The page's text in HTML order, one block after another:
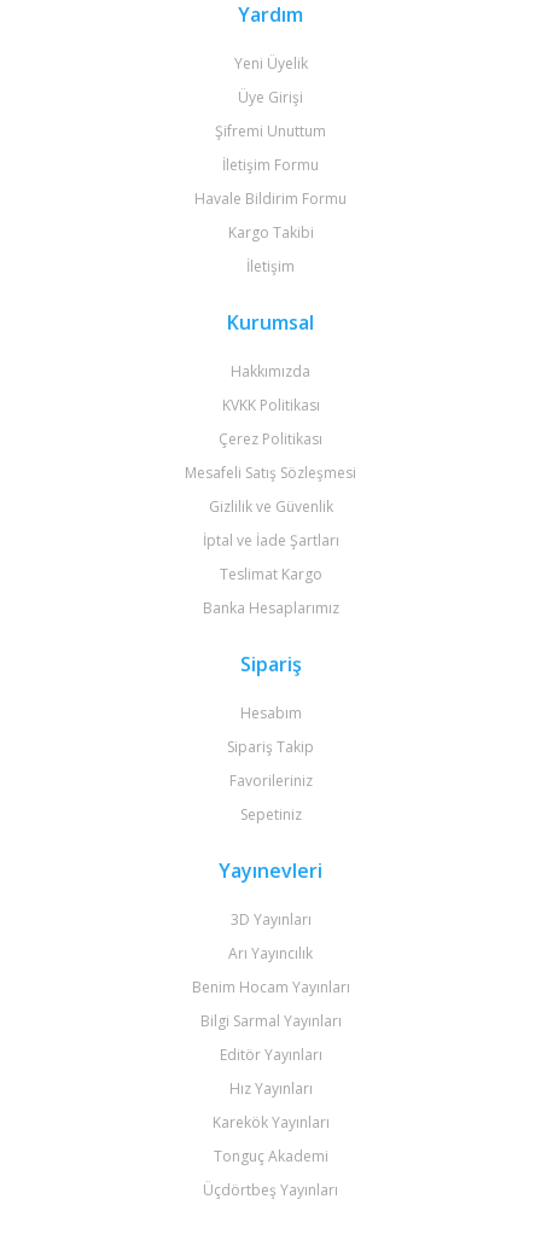
Yardım
Yeni Üyelik
Üye Girişi
Şifremi Unuttum
İletişim Formu
Havale Bildirim Formu
Kargo Takibi
İletişim
Kurumsal
Hakkımızda
KVKK Politikası
Çerez Politikası
Mesafeli Satış Sözleşmesi
Gizlilik ve Güvenlik
İptal ve İade Şartları
Teslimat Kargo
Banka Hesaplarımız
Sipariş
Hesabım
Sipariş Takip
Favorileriniz
Sepetiniz
Yayınevleri
3D Yayınları
Arı Yayıncılık
Benim Hocam Yayınları
Bilgi Sarmal Yayınları
Editör Yayınları
Hız Yayınları
Karekök Yayınları
Tonguç Akademi
Üçdörtbeş Yayınları